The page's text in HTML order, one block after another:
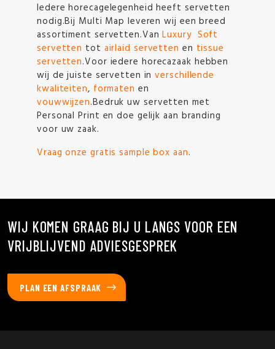
Iedere horecagelegenheid heeft servetten
nodig.Bij Multi Map leveren wij een breed
assortiment servetten.VanLuxury Soft
servetten tot airlaid servetten en tissue
servetten.Voor iedere horecazaak hebben
wij de juiste servetten inverschillende
kwaliteiten, formaten en
vouwwijzen.Bedruk uw servetten met
Personal Print en doe gelijk aan branding
voor uw zaak.
Vraag onze gratis sample box aan.
WIJ KOMEN GRAAG BIJ U LANGS VOOR EEN
VRIJBLIJVEND ADVIESGESPREK
PLAN EEN AFSPRAAK